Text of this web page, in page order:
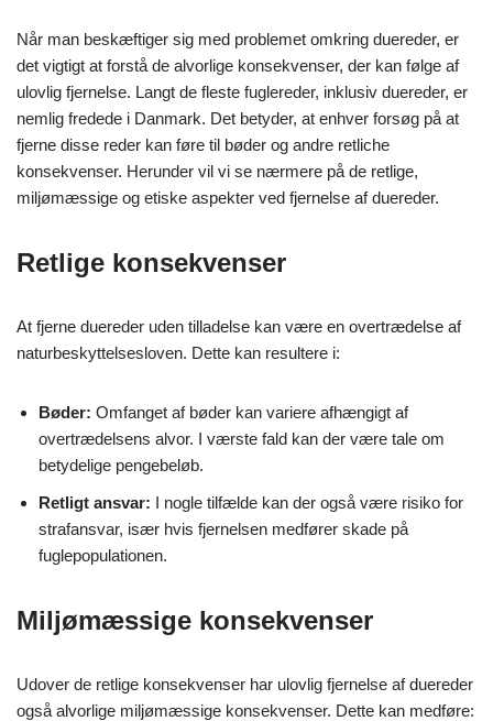
Når man beskæftiger sig med problemet omkring duereder, er
det vigtigt at forstå de alvorlige konsekvenser, der kan følge af
ulovlig fjernelse. Langt de fleste fuglereder, inklusiv duereder, er
nemlig fredede i Danmark. Det betyder, at enhver forsøg på at
fjerne disse reder kan føre til bøder og andre retliche
konsekvenser. Herunder vil vi se nærmere på de retlige,
miljømæssige og etiske aspekter ved fjernelse af duereder.
Retlige konsekvenser
At fjerne duereder uden tilladelse kan være en overtrædelse af
naturbeskyttelsesloven. Dette kan resultere i:
Bøder: Omfanget af bøder kan variere afhængigt af
overtrædelsens alvor. I værste fald kan der være tale om
betydelige pengebeløb.
Retligt ansvar: I nogle tilfælde kan der også være risiko for
strafansvar, især hvis fjernelsen medfører skade på
fuglepopulationen.
Miljømæssige konsekvenser
Udover de retlige konsekvenser har ulovlig fjernelse af duereder
også alvorlige miljømæssige konsekvenser. Dette kan medføre: